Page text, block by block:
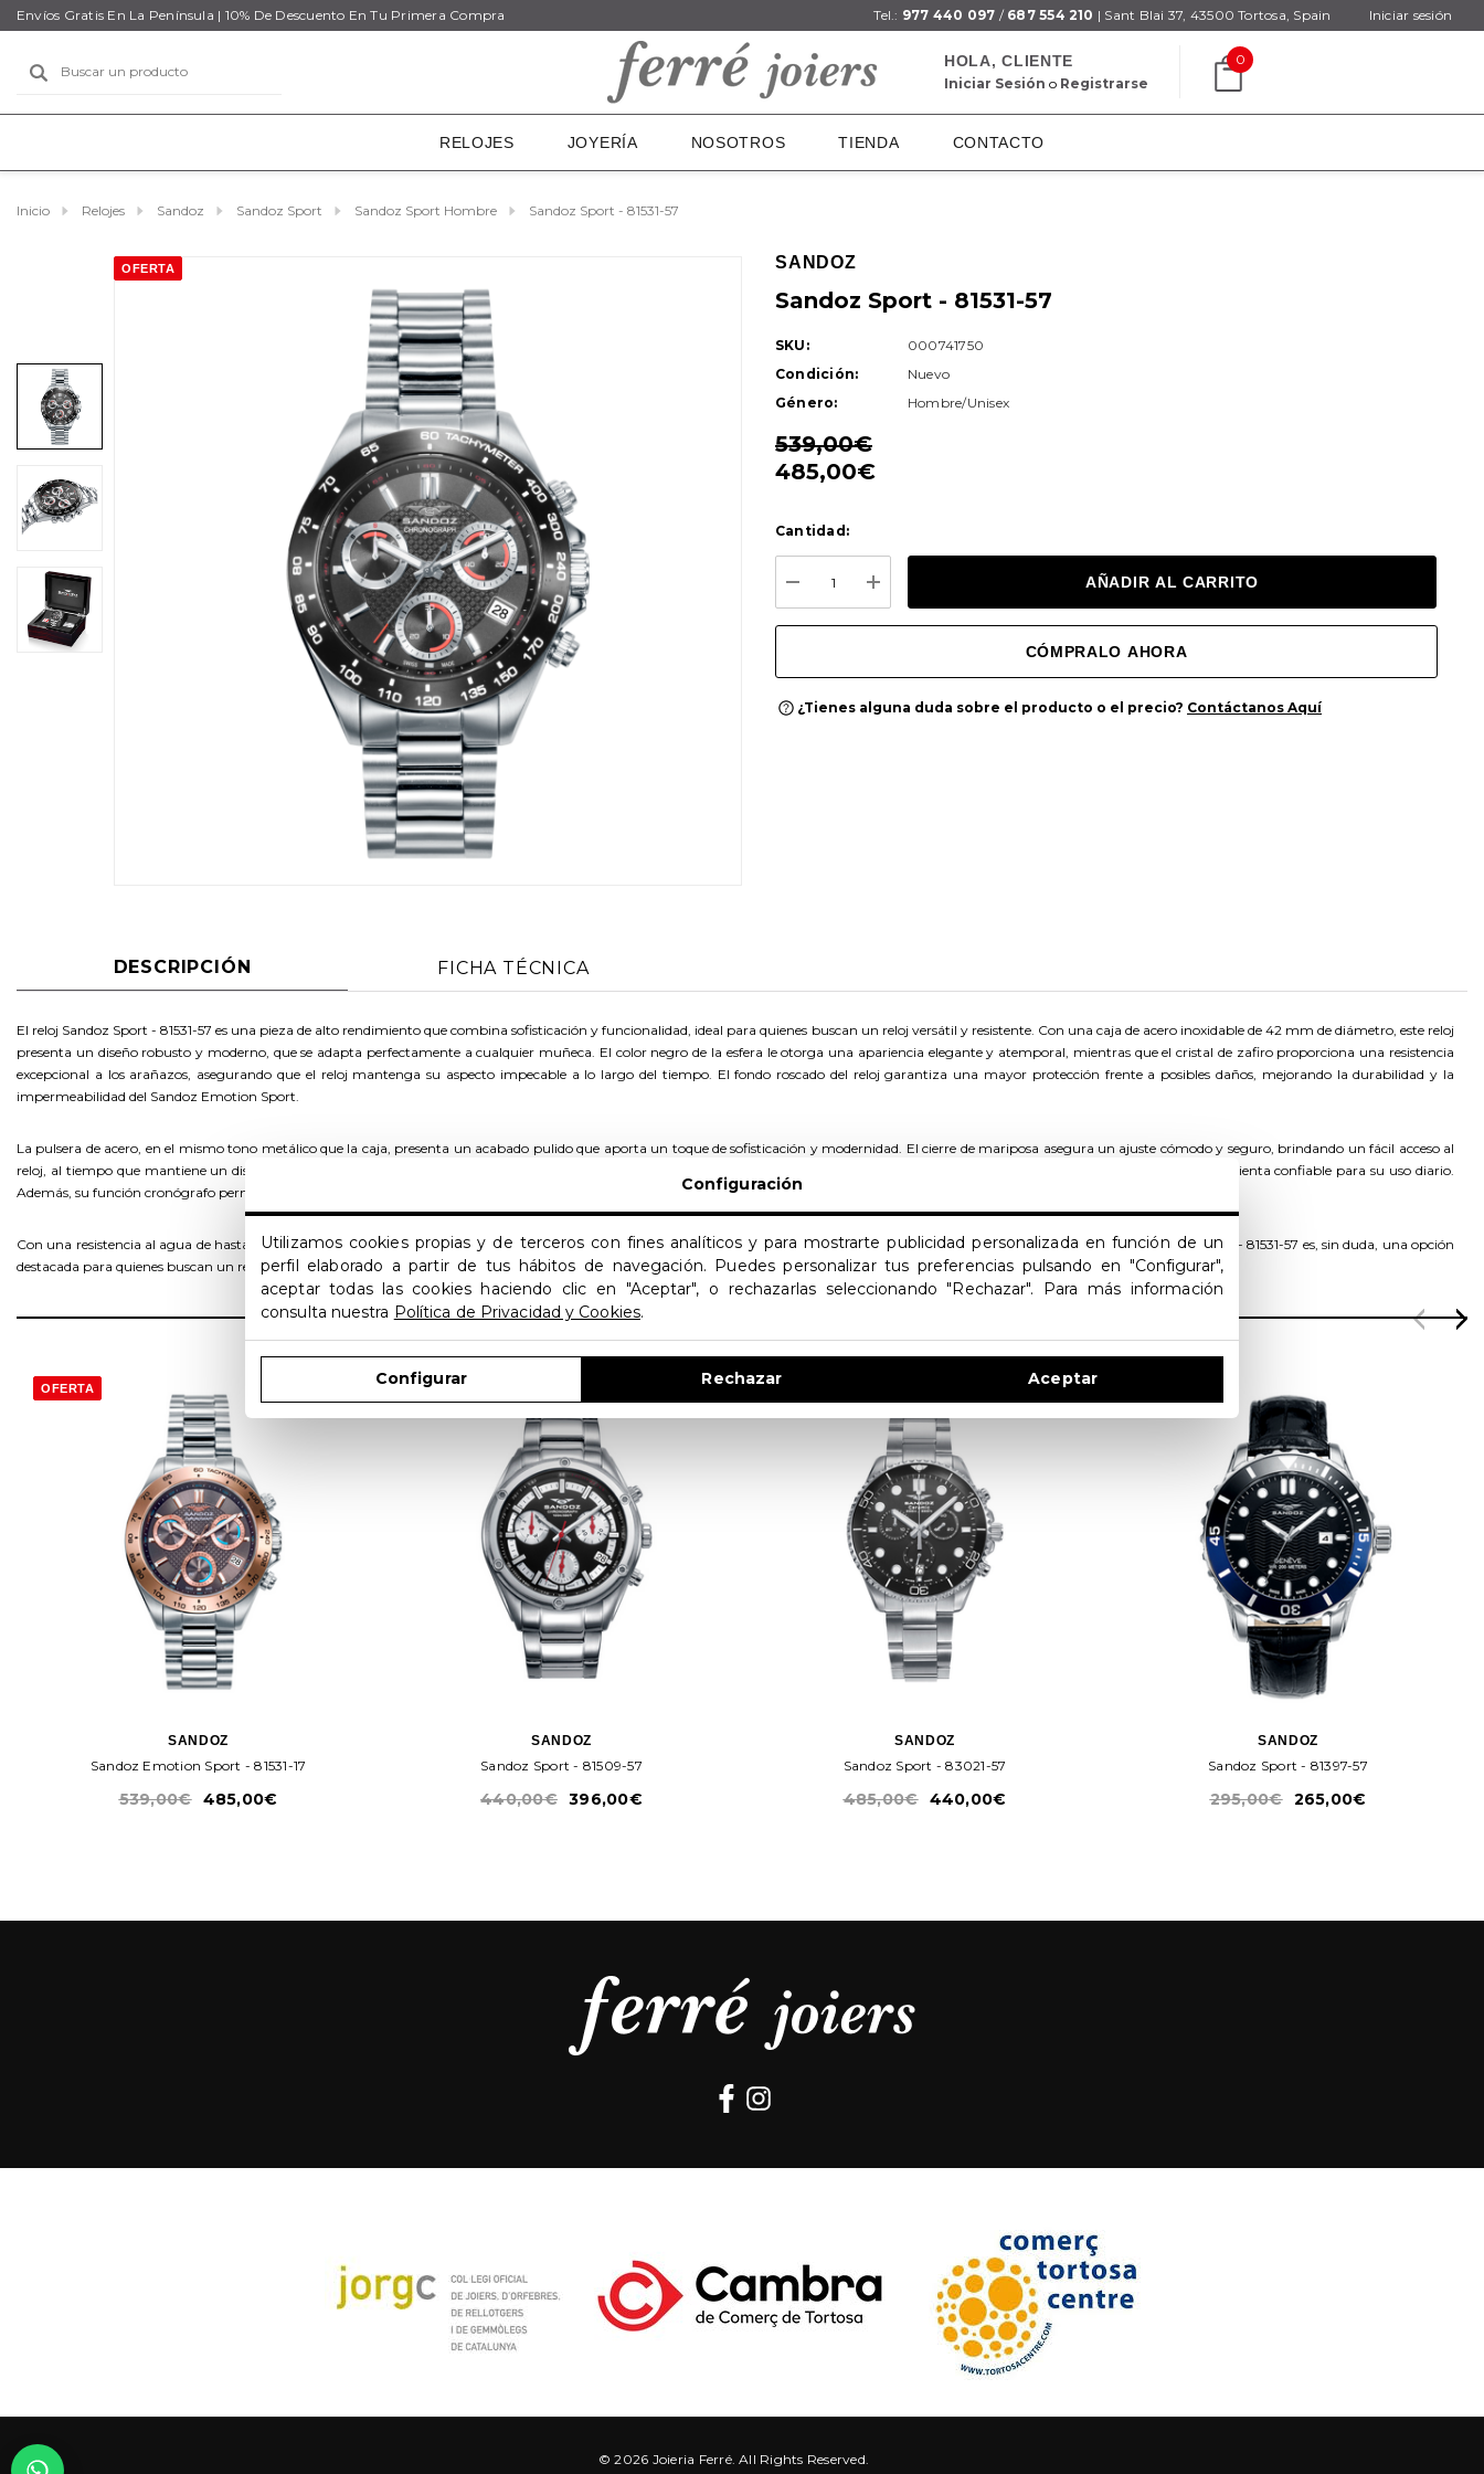
Envíos Gratis En La Península | 10% De Descuento En Tu Primera Compra Tel.: 977 440 097 / 687 554 210 | Sant Blai 37, 43500 Tortosa, Spain Iniciar sesión
Buscar HOLA, CLIENTE
Iniciar Sesión o Registrarse
0
RELOJES JOYERÍA NOSOTROS TIENDA CONTACTO
Inicio Relojes Sandoz Sandoz Sport Sandoz Sport Hombre Sandoz Sport - 81531-57
OFERTA SANDOZ
Sandoz Sport - 81531-57
SKU:
000741750
Condición:
Nuevo
Género:
Hombre/Unisex
539,00€
485,00€
Cantidad:
DISMINUIR CANTIDAD:
AUMENTAR CANTIDAD:
¿Tienes alguna duda sobre el producto o el precio? Contáctanos Aquí
DESCRIPCIÓN FICHA TÉCNICA
El reloj Sandoz Sport - 81531-57 es una pieza de alto rendimiento que combina sofisticación y funcionalidad, ideal para quienes buscan un reloj versátil y resistente. Con una caja de acero inoxidable de 42 mm de diámetro, este reloj
presenta un diseño robusto y moderno, que se adapta perfectamente a cualquier muñeca. El color negro de la esfera le otorga una apariencia elegante y atemporal, mientras que el cristal de zafiro proporciona una resistencia
excepcional a los arañazos, asegurando que el reloj mantenga su aspecto impecable a lo largo del tiempo. El fondo roscado del reloj garantiza una mayor protección frente a posibles daños, mejorando la durabilidad y la
impermeabilidad del Sandoz Emotion Sport.
La pulsera de acero, en el mismo tono metálico que la caja, presenta un acabado pulido que aporta un toque de sofisticación y modernidad. El cierre de mariposa asegura un ajuste cómodo y seguro, brindando un fácil acceso al
reloj, al tiempo que mantiene un diseño elegante y limpio. El movimiento de cuarzo analógico asegura una precisión extrema en la medición del tiempo, lo que hace de este reloj una herramienta confiable para su uso diario.
Además, su función cronógrafo permite medir intervalos de tiempo con exactitud, ideal para quienes practican deportes o necesitan realizar seguimientos de tiempo precisos.
Con una resistencia al agua de hasta 100 metros, este reloj es perfecto para actividades acuáticas, como nadar o practicar deportes acuáticos, sin comprometer su rendimiento. El Sandoz Sport - 81531-57 es, sin duda, una opción
destacada para quienes buscan un reloj funcional, resistente y con un diseño deportivo de alta calidad.
Productos Relacionados
OFERTA
SANDOZ
Sandoz Emotion Sport - 81531-17
539,00€ 485,00€
OFERTA
SANDOZ
Sandoz Sport - 81509-57
440,00€ 396,00€
OFERTA
SANDOZ
Sandoz Sport - 83021-57
485,00€ 440,00€
SANDOZ
Sandoz Sport - 81397-57
295,00€ 265,00€
© 2026 Joieria Ferré. All Rights Reserved.
Configuración
Utilizamos cookies propias y de terceros con fines analíticos y para mostrarte publicidad personalizada en función de un
perfil elaborado a partir de tus hábitos de navegación. Puedes personalizar tus preferencias pulsando en "Configurar",
aceptar todas las cookies haciendo clic en "Aceptar", o rechazarlas seleccionando "Rechazar". Para más información
consulta nuestra Política de Privacidad y Cookies.
Configurar Rechazar Aceptar